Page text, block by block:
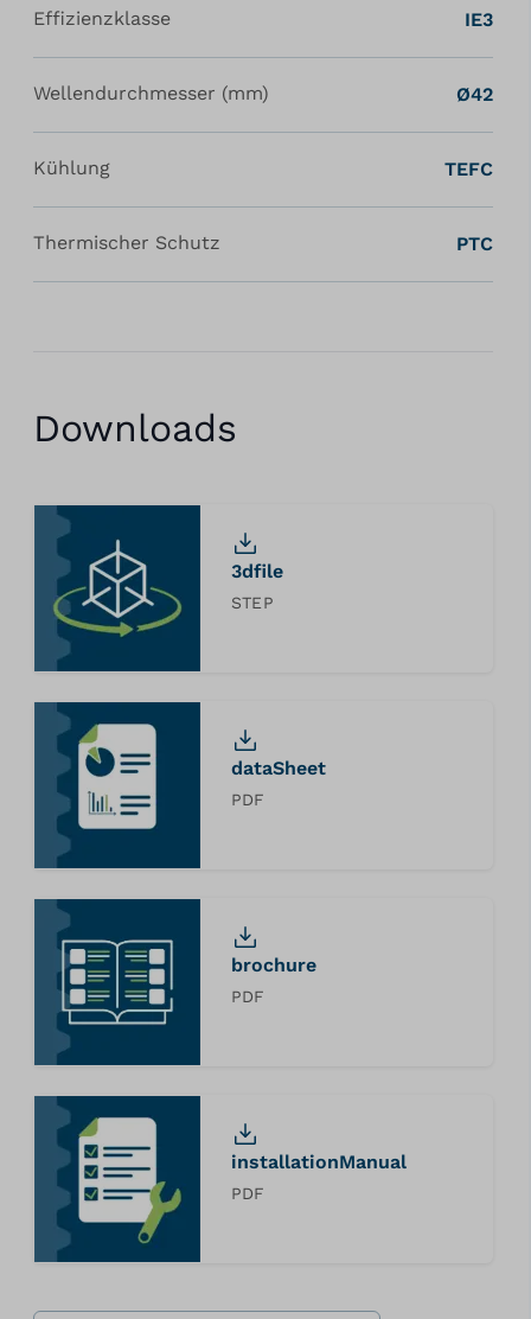
Effizienzklasse IE3
Wellendurchmesser (mm) Ø42
Kühlung TEFC
Thermischer Schutz PTC
Downloads
3dfile
STEP
dataSheet
PDF
brochure
PDF
installationManual
PDF